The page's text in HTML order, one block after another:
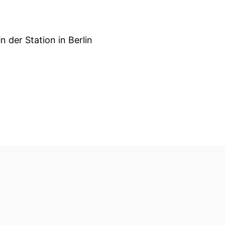
der Station in Berlin
wie das gelaufen